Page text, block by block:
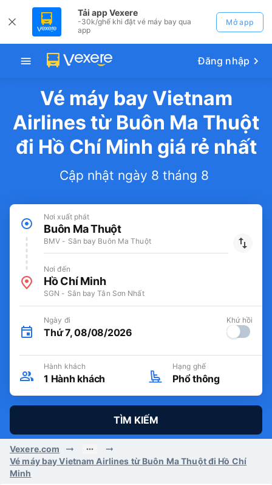
Tải app Vexere
-30k/ghế khi đặt vé máy bay qua
app
Mở app
Đăng nhập
Vé máy bay Vietnam
Airlines từ Buôn Ma Thuột
đi Hồ Chí Minh giá rẻ nhất
Cập nhật ngày 8 tháng 8
Nơi xuất phát
Buôn Ma Thuột
BMV - Sân bay Buôn Ma Thuột
Nơi đến
Hồ Chí Minh
SGN - Sân bay Tân Sơn Nhất
Ngày đi
Thứ 7, 08/08/2026
Khứ hồi
Hành khách
1 Hành khách
Hạng ghế
Phổ thông
TÌM KIẾM
Vexere.com
Vé máy bay Vietnam Airlines từ Buôn Ma Thuột đi Hồ Chí
Minh